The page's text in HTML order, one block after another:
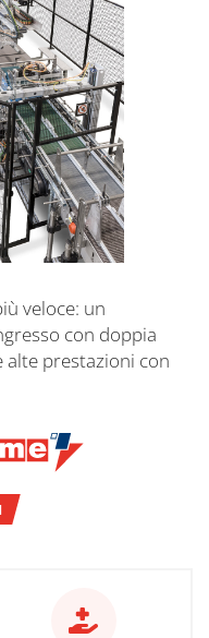
veloce: un
con doppia
alte prestazioni con